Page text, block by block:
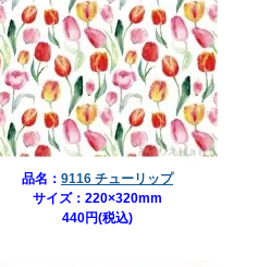
品名： 9116 チューリップ
サイズ：220×320mm
440円(税込)